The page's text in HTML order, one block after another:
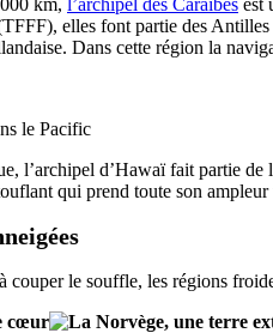
km, l’archipel des Caraïbes est
elles font partie des
Dans cette région la
l’archipel d’Hawaï fait partie
qui prend toute son
couper le souffle, les régions
cœur